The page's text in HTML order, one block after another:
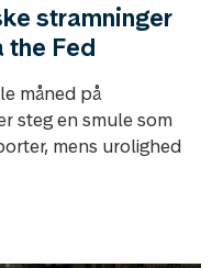
stramninger
the Fed
måned på
steg en smule som
mens urolighed